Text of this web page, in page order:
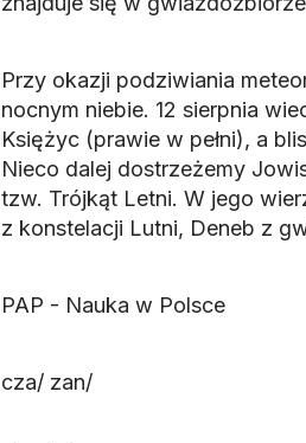
Przy okazji podziwiania
nocnym niebie. 12 sierpnia
Księżyc (prawie w pełni), a
Nieco dalej dostrzeżemy
tzw. Trójkąt Letni. W jego
z konstelacji Lutni, Deneb z
PAP - Nauka w Polsce
cza/ zan/